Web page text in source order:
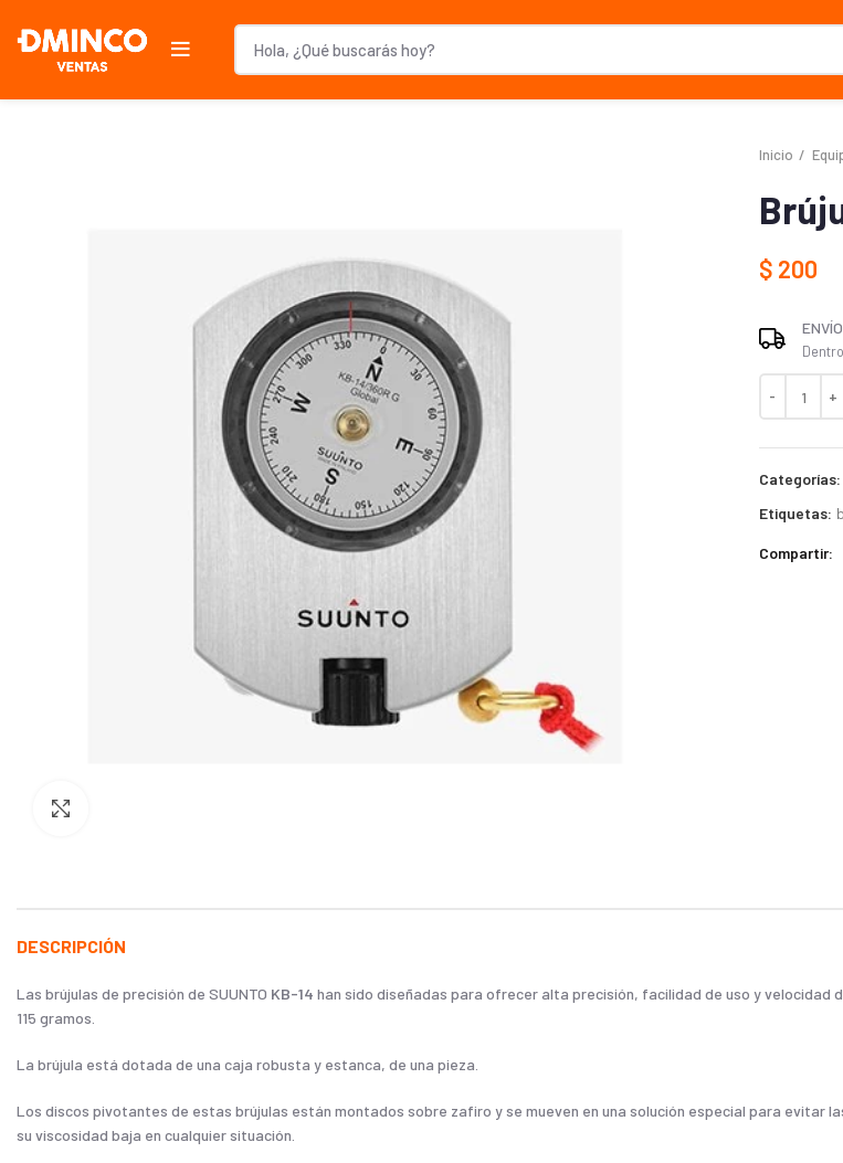
Inicio
$ 200
Categorías:
Etiquetas:
Compartir
DESCRIPCIÓN
Las brújulas de precisión de SUUNTO KB-14 han sido diseñadas para ofrecer alta precisión, facilidad de uso y velocidad
115 gramos.
La brújula está dotada de una caja robusta y estanca, de una pieza.
Los discos pivotantes de estas brújulas están montados sobre zafiro y se mueven en una solución especial para evitar
su viscosidad baja en cualquier situación.